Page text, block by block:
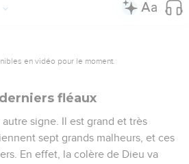
en vidéo pour le moment.
fléaux
signe. Il est grand et très
sept grands malheurs, et ces
En effet, la colère de Dieu va